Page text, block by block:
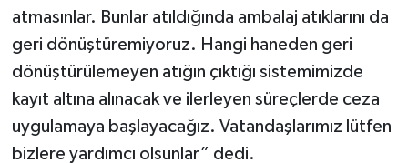
atmasınlar. Bunlar atıldığında ambalaj atıklarını da
geri dönüştüremiyoruz. Hangi haneden geri
dönüştürülemeyen atığın çıktığı sistemimizde
kayıt altına alınacak ve ilerleyen süreçlerde ceza
uygulamaya başlayacağız. Vatandaşlarımız lütfen
bizlere yardımcı olsunlar” dedi.